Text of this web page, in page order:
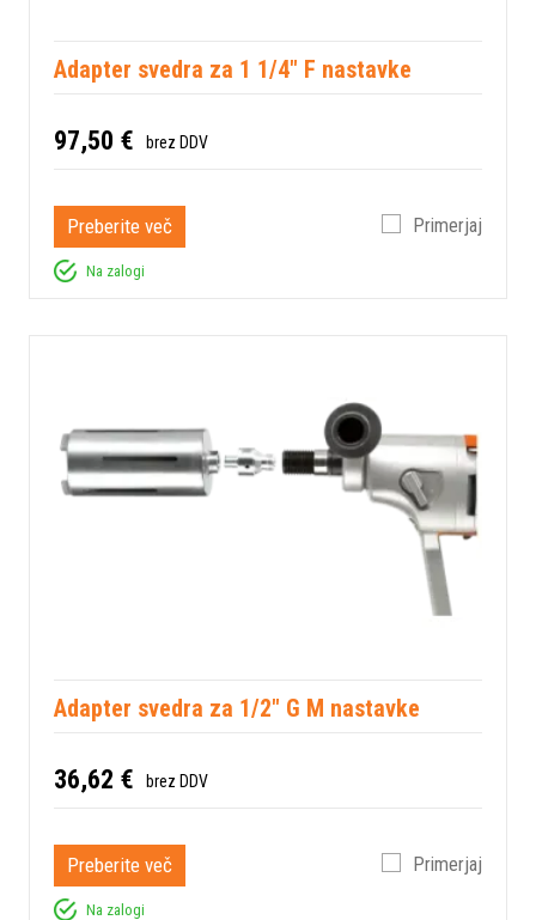
Adapter svedra za 1 1/4" F nastavke
97,50 € brez DDV
Preberite več Primerjaj
Na zalogi
Adapter svedra za 1/2" G M nastavke
36,62 € brez DDV
Preberite več Primerjaj
Na zalogi